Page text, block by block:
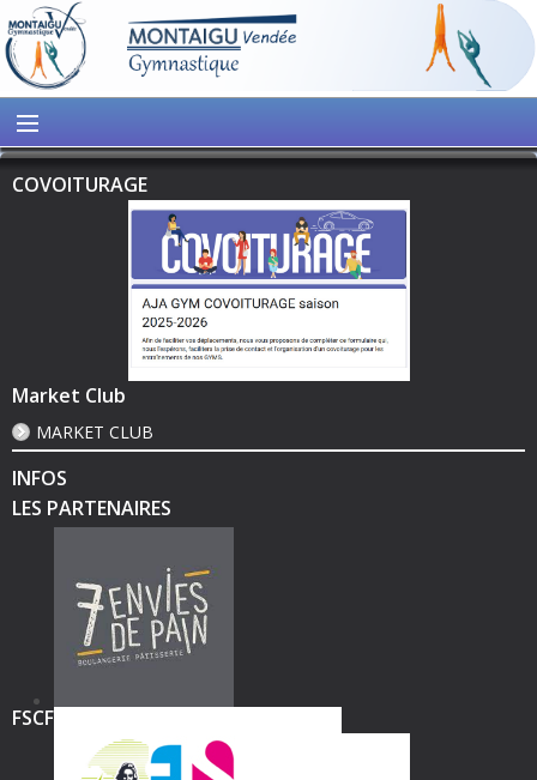
COVOITURAGE
Market Club
MARKET CLUB
INFOS
LES PARTENAIRES
FSCF